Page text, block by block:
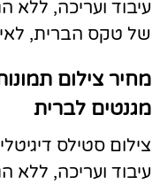
עיבוד ועריכה, ללא
של טקס הברית,
מחיר צילום
מגנטים לברית
צילום סטילס
עיבוד ועריכה, ללא